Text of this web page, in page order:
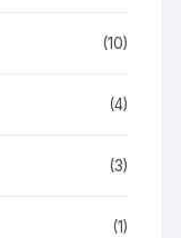
(10)
(4)
(3)
(1)